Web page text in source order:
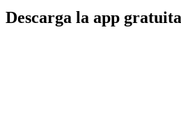
Descarga la app